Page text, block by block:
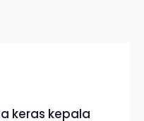
keras kepala